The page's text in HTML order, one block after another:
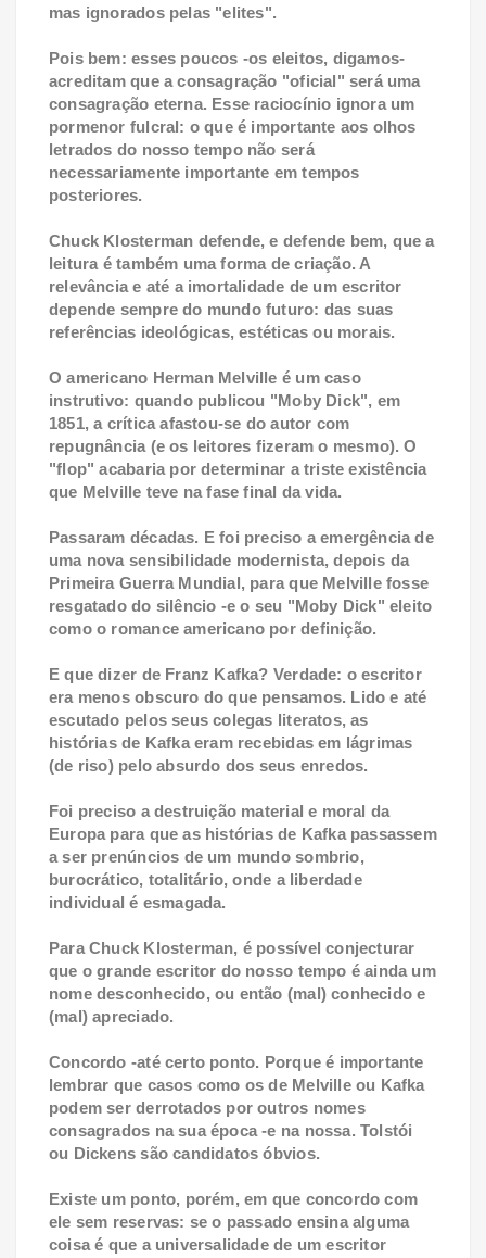
mas ignorados pelas "elites".
Pois bem: esses poucos -os eleitos, digamos-
acreditam que a consagração "oficial" será uma
consagração eterna. Esse raciocínio ignora um
pormenor fulcral: o que é importante aos olhos
letrados do nosso tempo não será
necessariamente importante em tempos
posteriores.
Chuck Klosterman defende, e defende bem, que a
leitura é também uma forma de criação. A
relevância e até a imortalidade de um escritor
depende sempre do mundo futuro: das suas
referências ideológicas, estéticas ou morais.
O americano Herman Melville é um caso
instrutivo: quando publicou "Moby Dick", em
1851, a crítica afastou-se do autor com
repugnância (e os leitores fizeram o mesmo). O
"flop" acabaria por determinar a triste existência
que Melville teve na fase final da vida.
Passaram décadas. E foi preciso a emergência de
uma nova sensibilidade modernista, depois da
Primeira Guerra Mundial, para que Melville fosse
resgatado do silêncio -e o seu "Moby Dick" eleito
como o romance americano por definição.
E que dizer de Franz Kafka? Verdade: o escritor
era menos obscuro do que pensamos. Lido e até
escutado pelos seus colegas literatos, as
histórias de Kafka eram recebidas em lágrimas
(de riso) pelo absurdo dos seus enredos.
Foi preciso a destruição material e moral da
Europa para que as histórias de Kafka passassem
a ser prenúncios de um mundo sombrio,
burocrático, totalitário, onde a liberdade
individual é esmagada.
Para Chuck Klosterman, é possível conjecturar
que o grande escritor do nosso tempo é ainda um
nome desconhecido, ou então (mal) conhecido e
(mal) apreciado.
Concordo -até certo ponto. Porque é importante
lembrar que casos como os de Melville ou Kafka
podem ser derrotados por outros nomes
consagrados na sua época -e na nossa. Tolstói
ou Dickens são candidatos óbvios.
Existe um ponto, porém, em que concordo com
ele sem reservas: se o passado ensina alguma
coisa é que a universalidade de um escritor